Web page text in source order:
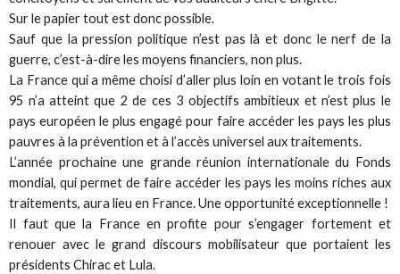
Sur le papier tout est donc possible.
Sauf que la pression politique n’est pas là et donc le nerf de la
guerre, c’est-à-dire les moyens financiers, non plus.
La France qui a même choisi d’aller plus loin en votant le trois fois
95 n’a atteint que 2 de ces 3 objectifs ambitieux et n’est plus le
pays européen le plus engagé pour faire accéder les pays les plus
pauvres à la prévention et à l’accès universel aux traitements.
L’année prochaine une grande réunion internationale du Fonds
mondial, qui permet de faire accéder les pays les moins riches aux
traitements, aura lieu en France. Une opportunité exceptionnelle !
Il faut que la France en profite pour s’engager fortement et
renouer avec le grand discours mobilisateur que portaient les
présidents Chirac et Lula.